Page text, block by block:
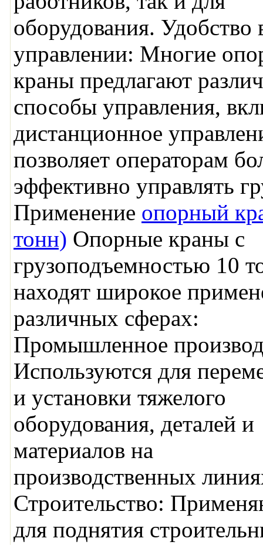
оборудования. Удобство
управлении: Многие
краны предлагают
способы управления,
дистанционное
позволяет операторам
эффективно управлять
Применение опорный
тонн) Опорные краны с
грузоподъемностью 10
находят широкое
различных сферах:
Промышленное
Используются для
и установки тяжелого
оборудования, деталей и
материалов на
производственных
Строительство:
для поднятия